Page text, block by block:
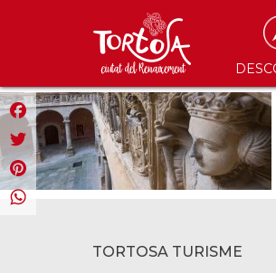
TORTOSA TURISME
Facebook
Twitter
Pinterest